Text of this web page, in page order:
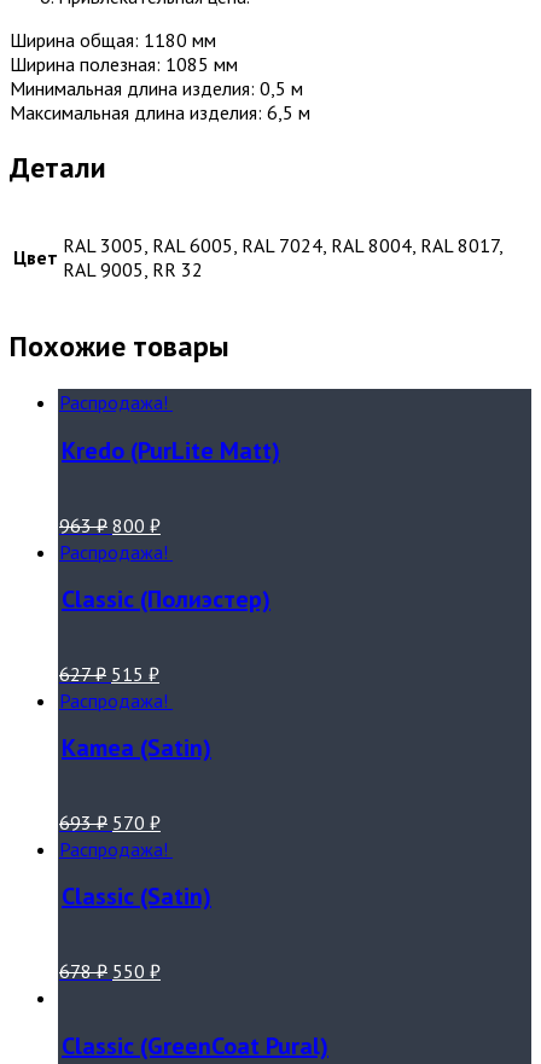
Ширина общая: 1180 мм
Ширина полезная: 1085 мм
Минимальная длина изделия: 0,5 м
Максимальная длина изделия: 6,5 м
Детали
Цвет RAL 3005, RAL 6005, RAL 7024, RAL 8004, RAL 8017,
RAL 9005, RR 32
Похожие товары
Распродажа!
Kredo (PurLite Matt)
963₽ 800 ₽
Распродажа!
Classic (Полиэстер)
627₽ 515 ₽
Распродажа!
Kamea (Satin)
693₽ 570 ₽
Распродажа!
Classic (Satin)
678₽ 550 ₽
Classic (GreenCoat Pural)